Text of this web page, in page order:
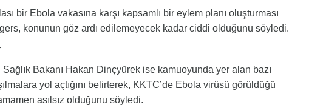
bir Ebola vakasına karşı kapsamlı bir eylem planı oluşturması
konunun göz ardı edilemeyecek kadar ciddi olduğunu söyledi.
Bakanı Hakan Dinçyürek ise kamuoyunda yer alan bazı
yol açtığını belirterek, KKTC’de Ebola virüsü görüldüğü
asılsız olduğunu söyledi.